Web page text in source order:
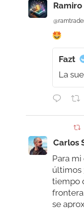
Fazt
La
Carlos
Para
últimos
tiempo
se